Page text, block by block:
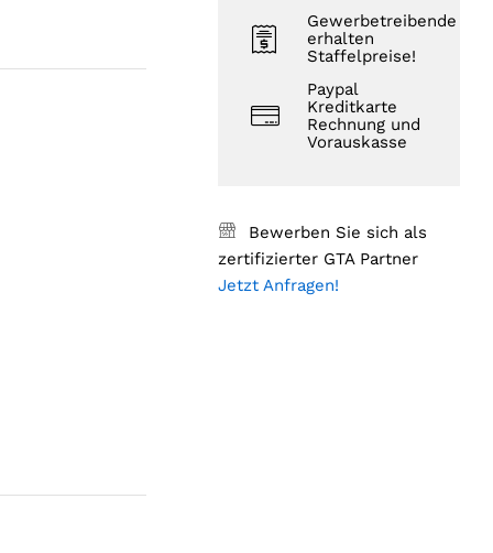
Gewerbetreibende
erhalten
Staffelpreise!
Paypal
Kreditkarte
Rechnung und
Vorauskasse
Bewerben Sie sich als
zertifizierter GTA Partner
Jetzt Anfragen!